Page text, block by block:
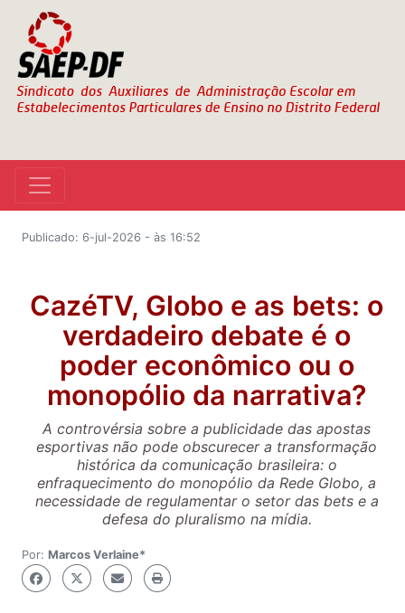
Publicado: 6-jul-2026 - às 16:52
CazéTV, Globo e as bets: o
verdadeiro debate é o
poder econômico ou o
monopólio da narrativa?
A controvérsia sobre a publicidade das apostas
esportivas não pode obscurecer a transformação
histórica da comunicação brasileira: o
enfraquecimento do monopólio da Rede Globo, a
necessidade de regulamentar o setor das bets e a
defesa do pluralismo na mídia.
Por: Marcos Verlaine*